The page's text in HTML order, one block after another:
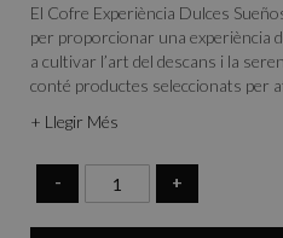
El Cofre Experiència Dulces
per proporcionar una experiència
a cultivar l’art del descans i la
conté productes seleccionats per
una invitació a la calma i al
Veure contingut del Cofre
+ Llegir Més
- +